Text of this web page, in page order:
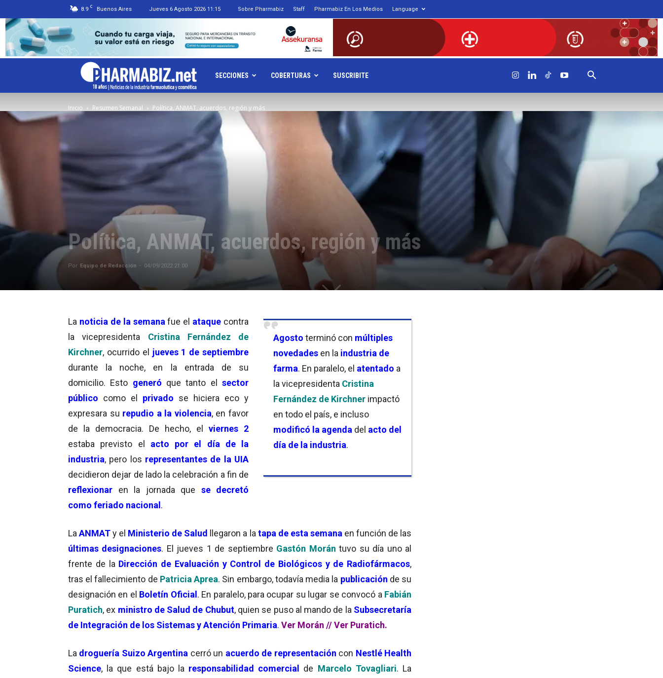
8.9 C Buenos Aires Jueves 6 Agosto 2026 11:15 Sobre Pharmabiz Staff Pharmabiz En Los Medios Language
Pharmabiz.NET
SECCIONES COBERTURAS SUSCRIBITE
Inicio Resumen Semanal Política, ANMAT, acuerdos, región y más
Política, ANMAT, acuerdos, región y más
Por Equipo de Redacción - 04/09/2022 21:00
Agosto terminó con múltiples
novedades en la industria de
farma. En paralelo, el atentado a
la vicepresidenta Cristina
Fernández de Kirchner impactó
en todo el país, e incluso
modificó la agenda del acto del
día de la industria.
La noticia de la semana fue el ataque contra
la vicepresidenta Cristina Fernández de
Kirchner, ocurrido el jueves 1 de septiembre
durante la noche, en la entrada de su
domicilio. Esto generó que tanto el sector
público como el privado se hiciera eco y
expresara su repudio a la violencia, en favor
de la democracia. De hecho, el viernes 2
estaba previsto el acto por el día de la
industria, pero los representantes de la UIA
decidieron dejar de lado la celebración a fin de
reflexionar en la jornada que se decretó
como feriado nacional.
LaANMATy el Ministerio de Salud llegaron a la tapa de esta semana en función de las
últimas designaciones. El jueves 1 de septiembre Gastón Morán tuvo su día uno al
frente de la Dirección de Evaluación y Control de Biológicos y de Radiofármacos,
tras el fallecimiento de Patricia Aprea. Sin embargo, todavía media la publicación de su
designación en el Boletín Oficial. En paralelo, para ocupar su lugar se convocó a Fabián
Puratich, ex ministro de Salud de Chubut, quien se puso al mando de la Subsecretaría
de Integración de los Sistemas y Atención Primaria. Ver Morán //Ver Puratich.
La droguería Suizo Argentina cerró un acuerdo de representación con Nestlé Health
Science, la que está bajo la responsabilidad comercial de Marcelo Tovagliari. La